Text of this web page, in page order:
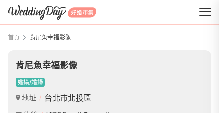
WeddingDay 好婚市集
首頁 肯尼魚幸福影像
肯尼魚幸福影像
婚攝/婚錄
地址 台北市北投區